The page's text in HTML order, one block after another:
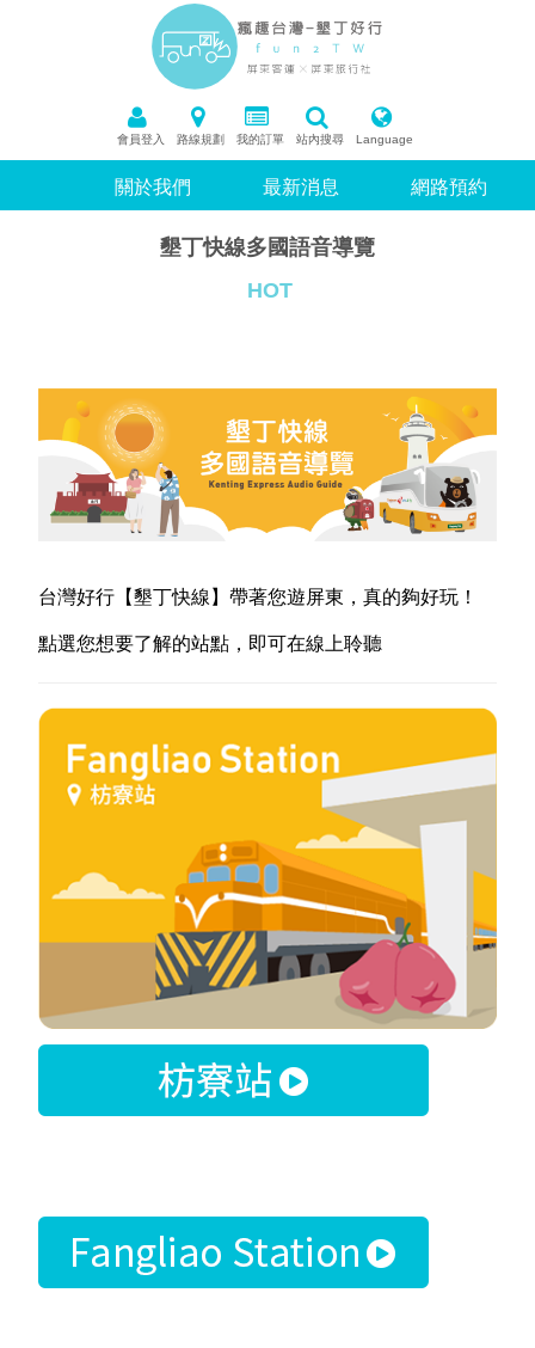
會員登入 路線規劃 我的訂單 站內搜尋 Language
關於我們 最新消息 網路預約
墾丁快線多國語音導覽
HOT
台灣好行【墾丁快線】帶著您遊屏東，真的夠好玩！
點選您想要了解的站點，即可在線上聆聽